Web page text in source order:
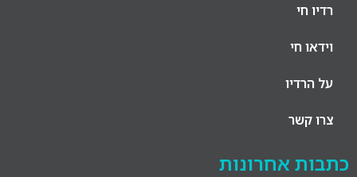
רדיו חי
וידאו חי
על הרדיו
צרו קשר
כתבות אחרונות